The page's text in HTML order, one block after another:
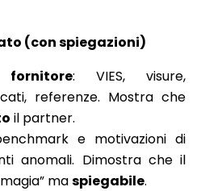
(con spiegazioni)
: VIES, visure,
referenze. Mostra che
il partner.
e motivazioni di
anomali. Dimostra che il
maspiegabile.